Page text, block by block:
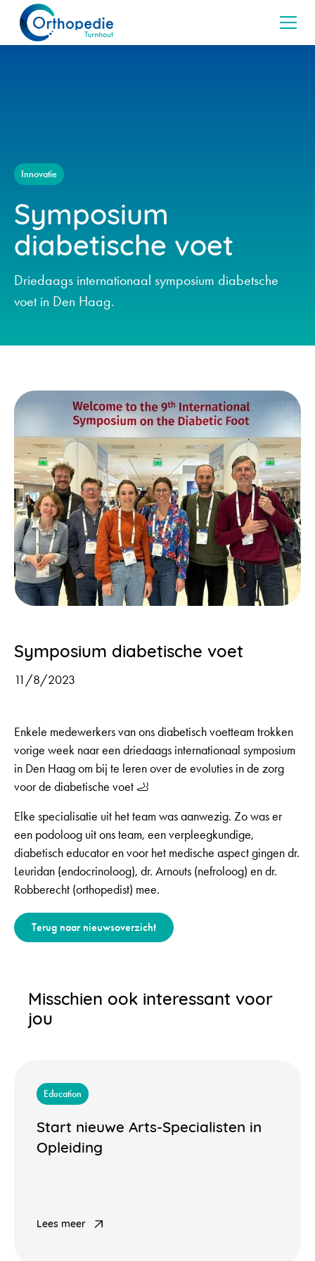
Innovatie
Symposium
diabetische voet
Driedaags internationaal symposium diabetsche
voet in Den Haag.
Symposium diabetische voet
11/8/2023
Enkele medewerkers van ons diabetisch voetteam trokken
vorige week naar een driedaags internationaal symposium
in Den Haag om bij te leren over de evoluties in de zorg
voor de diabetische voet 🦶
Elke specialisatie uit het team was aanwezig. Zo was er
een podoloog uit ons team, een verpleegkundige,
diabetisch educator en voor het medische aspect gingen dr.
Leuridan (endocrinoloog), dr. Arnouts (nefroloog) en dr.
Robberecht (orthopedist) mee.
Terug naar nieuwsoverzicht
Misschien ook interessant voor
jou
Education
Start nieuwe Arts-Specialisten in
Opleiding
Lees meer